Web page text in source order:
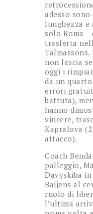
adesso
lunghezza e
solo Roma
trasferta
non lascia
oggi i
da un
errori
battuta),
hanno
vincere,
Kapralova
attacco).
Coach
palleggio,
Davyskiba
Baijens al
ruolo di
l’ultima